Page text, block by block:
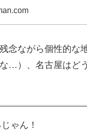
念ながら個性的な
…）、名古屋はど
ゃん！